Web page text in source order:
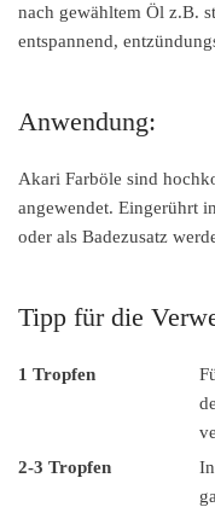
nach gewähltem Öl z.B.
entspannend,
Anwendung:
Akari Farböle sind
angewendet. Eingerührt
oder als Badezusatz
Tipp für die
1 Tropfen
2-3 Tropfen